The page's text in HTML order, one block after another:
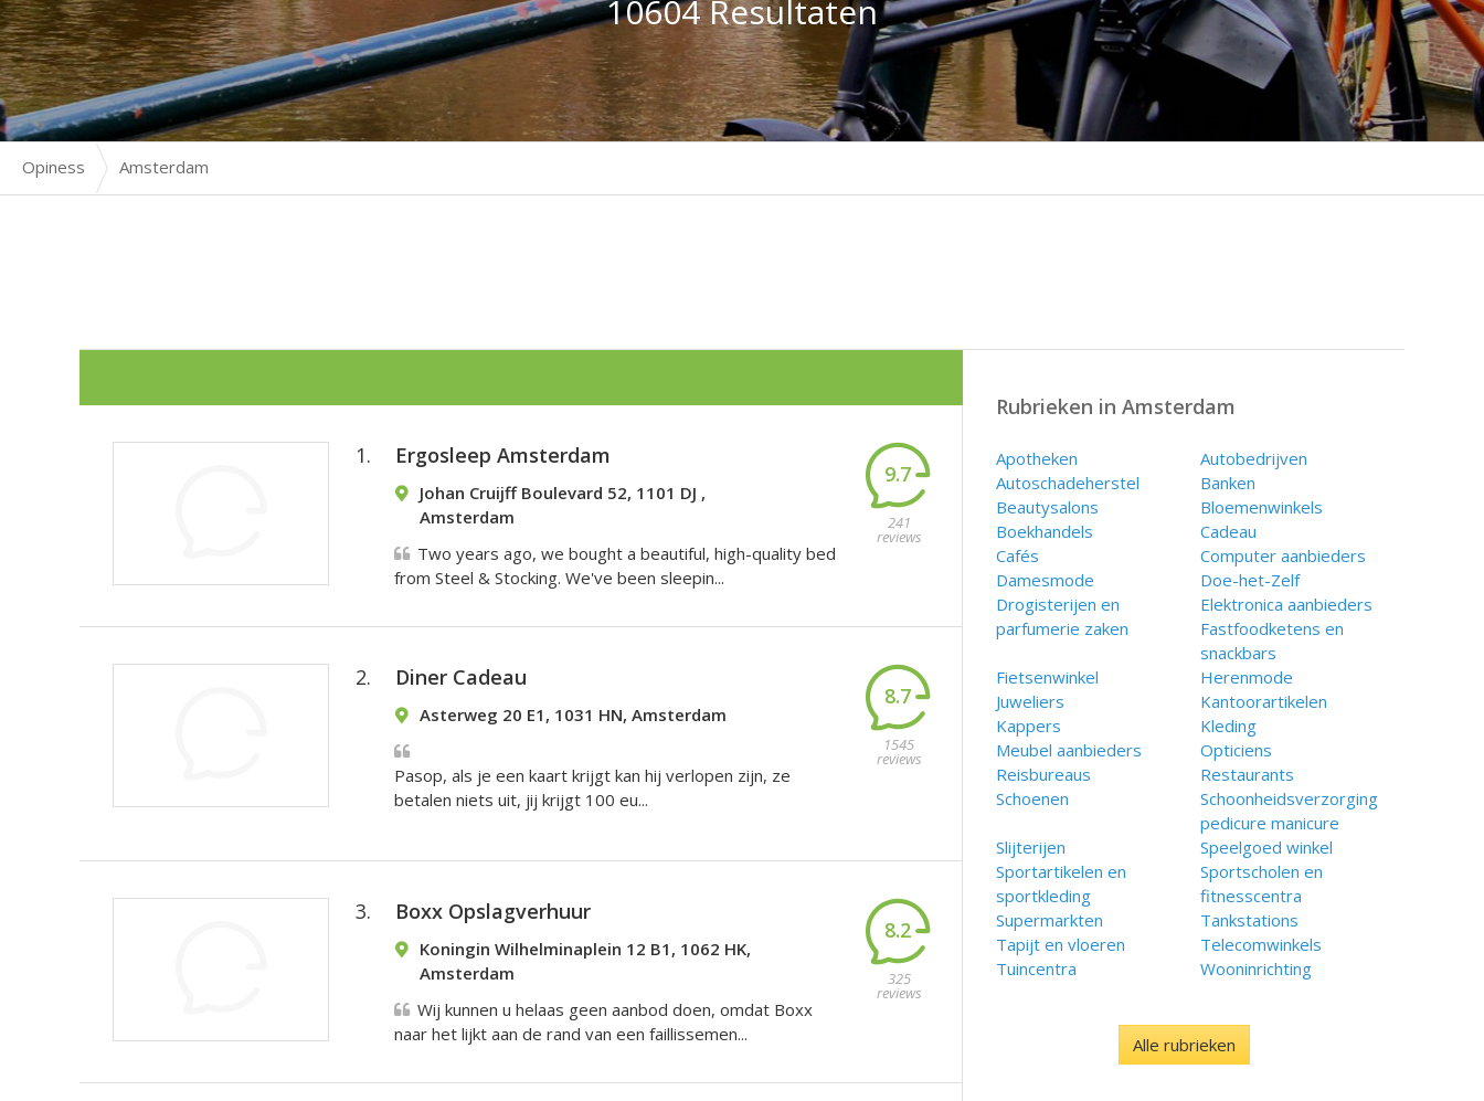
10604 Resultaten
Opiness Amsterdam
1. Ergosleep Amsterdam
Johan Cruijff Boulevard 52, 1101 DJ ,
Amsterdam
9.7
241
reviews
Two years ago, we bought a beautiful, high-quality bed
from Steel & Stocking. We've been sleepin...
2. Diner Cadeau
Asterweg 20 E1, 1031 HN, Amsterdam
8.7
1545
reviews
Pasop, als je een kaart krijgt kan hij verlopen zijn, ze
betalen niets uit, jij krijgt 100 eu...
3. Boxx Opslagverhuur
Koningin Wilhelminaplein 12 B1, 1062 HK,
Amsterdam
8.2
325
reviews
Wij kunnen u helaas geen aanbod doen, omdat Boxx
naar het lijkt aan de rand van een faillissemen...
Rubrieken in Amsterdam
Apotheken
Autobedrijven
Autoschadeherstel
Banken
Beautysalons
Bloemenwinkels
Boekhandels
Cadeau
Cafés
Computer aanbieders
Damesmode
Doe-het-Zelf
Drogisterijen en
parfumerie zaken
Elektronica aanbieders
Fastfoodketens en
snackbars
Fietsenwinkel
Herenmode
Juweliers
Kantoorartikelen
Kappers
Kleding
Meubel aanbieders
Opticiens
Reisbureaus
Restaurants
Schoenen
Schoonheidsverzorging
pedicure manicure
Slijterijen
Speelgoed winkel
Sportartikelen en
sportkleding
Sportscholen en
fitnesscentra
Supermarkten
Tankstations
Tapijt en vloeren
Telecomwinkels
Tuincentra
Wooninrichting
Alle rubrieken